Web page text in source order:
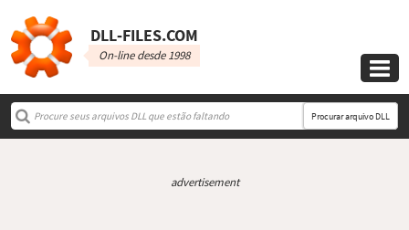
DLL‑FILES.COM
On-line desde 1998

Procurar arquivo DLL
advertisement